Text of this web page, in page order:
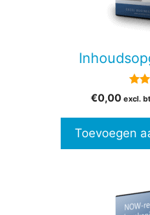
€0,00 excl.
Toevoegen